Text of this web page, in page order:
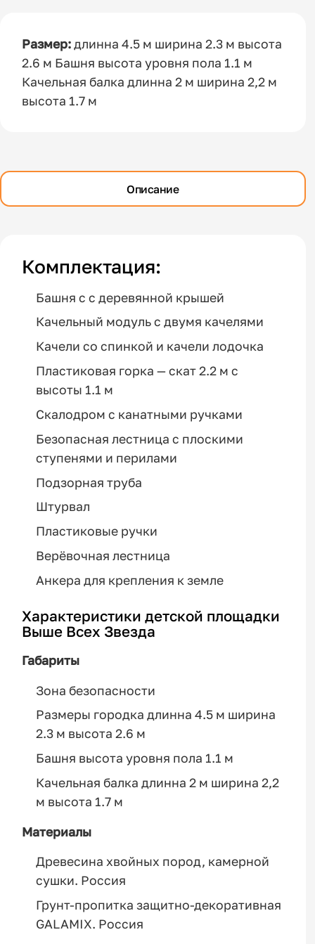
Размер:длинна 4.5 м ширина 2.3 м высота
2.6 м Башня высота уровня пола 1.1 м
Качельная балка длинна 2 м ширина 2,2 м
высота 1.7 м
Описание
Комплектация:
Башня с с деревянной крышей
Качельный модуль с двумя качелями
Качели со спинкой и качели лодочка
Пластиковая горка — скат 2.2 м с
высоты 1.1 м
Скалодром с канатными ручками
Безопасная лестница с плоскими
ступенями и перилами
Подзорная труба
Штурвал
Пластиковые ручки
Верёвочная лестница
Анкера для крепления к земле
Характеристики детской площадки
Выше Всех Звезда
Габариты
Зона безопасности
Размеры городка длинна 4.5 м ширина
2.3 м высота 2.6 м
Башня высота уровня пола 1.1 м
Качельная балка длинна 2 м ширина 2,2
м высота 1.7 м
Материалы
Древесина хвойных пород, камерной
сушки. Россия
Грунт-пропитка защитно-декоративная
GALAMIX. Россия